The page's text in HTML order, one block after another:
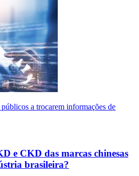
a trocarem informações de
e CKD das marcas chinesas
brasileira?